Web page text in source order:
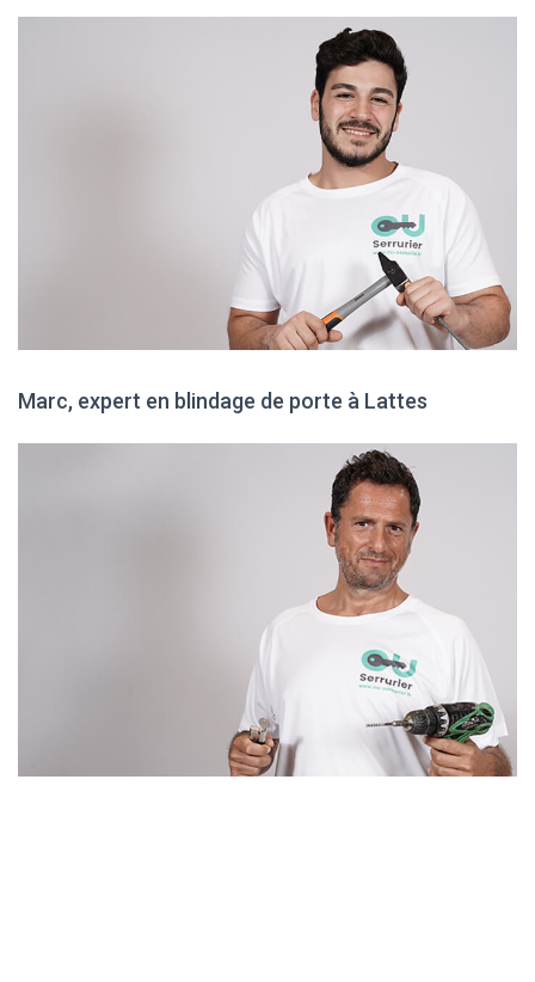
Marc, expert en blindage de porte à Lattes